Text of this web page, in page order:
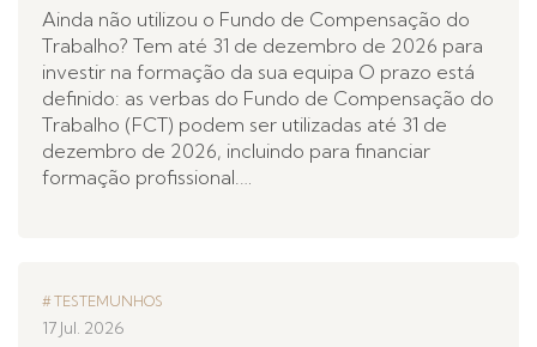
Ainda não utilizou o Fundo de Compensação do
Trabalho? Tem até 31 de dezembro de 2026 para
investir na formação da sua equipa O prazo está
definido: as verbas do Fundo de Compensação do
Trabalho (FCT) podem ser utilizadas até 31 de
dezembro de 2026, incluindo para financiar
formação profissional.…
TESTEMUNHOS
17 Jul. 2026